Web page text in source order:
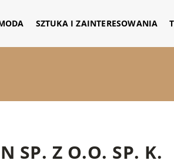
SZTUKA I ZAINTERESOWANIA
SP. Z O.O. SP. K.